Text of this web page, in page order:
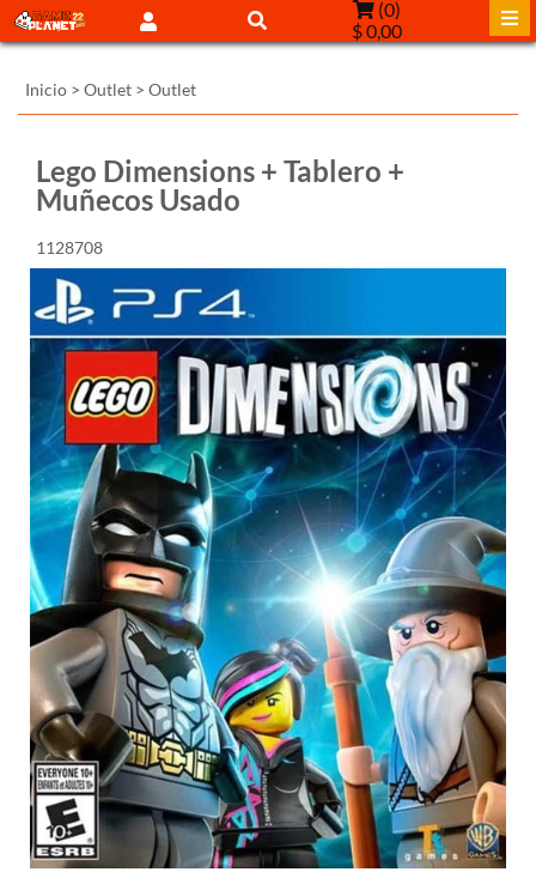
(0)
$ 0,00
Inicio > Outlet > Outlet
Lego Dimensions + Tablero +
Muñecos Usado
1128708